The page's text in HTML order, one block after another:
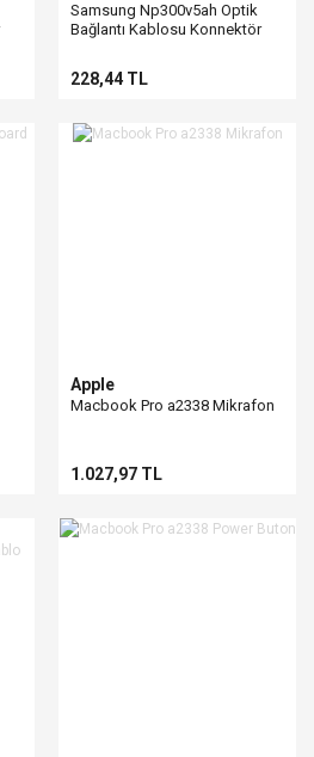
Samsung Np300v5ah Optik
Bağlantı Kablosu Konnektör
228,44 TL
Apple
Macbook Pro a2338 Mikrafon
1.027,97 TL